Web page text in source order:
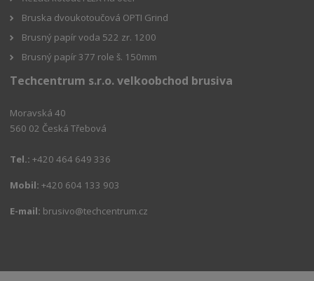
Bruska dvoukotoučová OPTI Grind
Brusný papír voda 522 zr. 1200
Brusný papír 377 role š. 150mm
Techcentrum s.r.o. velkoobchod brusiva
Moravská 40
560 02 Česká Třebová
Tel.: +420 464 649 336
Mobil: +420 604 133 903
E-mail: brusivo@techcentrum.cz